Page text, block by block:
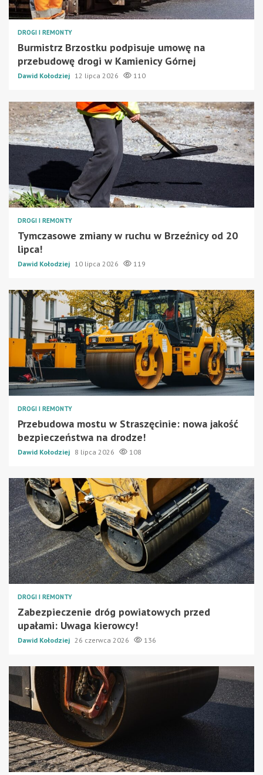
DROGI I REMONTY
Burmistrz Brzostku podpisuje umowę na
przebudowę drogi w Kamienicy Górnej
Dawid Kołodziej 12 lipca 2026 110
DROGI I REMONTY
Tymczasowe zmiany w ruchu w Brzeźnicy od 20
lipca!
Dawid Kołodziej 10 lipca 2026 119
DROGI I REMONTY
Przebudowa mostu w Straszęcinie: nowa jakość
bezpieczeństwa na drodze!
Dawid Kołodziej 8 lipca 2026 108
DROGI I REMONTY
Zabezpieczenie dróg powiatowych przed
upałami: Uwaga kierowcy!
Dawid Kołodziej 26 czerwca 2026 136